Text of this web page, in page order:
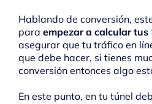
Hablando de conversión,
para empezar a calcular tus
asegurar que tu tráfico en
que debe hacer, si tienes
conversión entonces algo
En este punto, en tu túnel